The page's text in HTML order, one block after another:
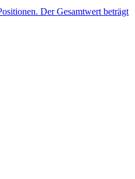
Der Gesamtwert beträgt